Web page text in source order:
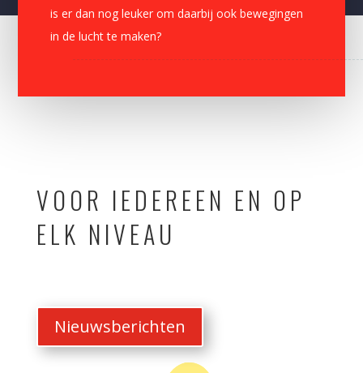
is er dan nog leuker om daarbij ook bewegingen
in de lucht te maken?
VOOR IEDEREEN EN OP
ELK NIVEAU
Nieuwsberichten